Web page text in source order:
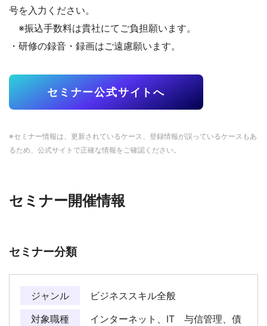
号を入力ください。
※振込手数料は貴社にてご負担願います。
・研修の録音・録画はご遠慮願います。
セミナー公式サイトへ
※セミナー情報は、更新されているケース、登録情報が誤っているケースもあ
るため、公式サイトで正確な情報をご確認ください。
セミナー開催情報
セミナー分類
ジャンル
ビジネススキル全般
対象職種
インターネット、IT 与信管理、債